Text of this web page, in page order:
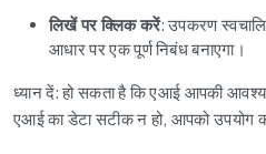
लिखें पर क्लिक करें: उपकरण
आधार पर एक पूर्ण निबंध बनाएगा।
ध्यान दें: हो सकता है कि एआई आपकी
एआई का डेटा सटीक न हो, आपको उपयोग